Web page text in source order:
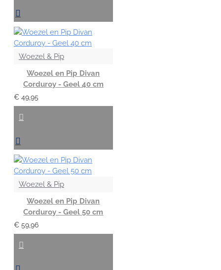
Woezel & Pip
Woezel en Pip Divan
Corduroy - Geel 40 cm
€ 49,95
Woezel & Pip
Woezel en Pip Divan
Corduroy - Geel 50 cm
€ 59,96